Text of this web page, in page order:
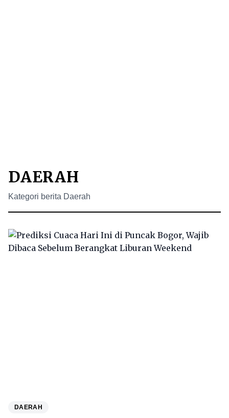
DAERAH
Kategori berita Daerah
DAERAH